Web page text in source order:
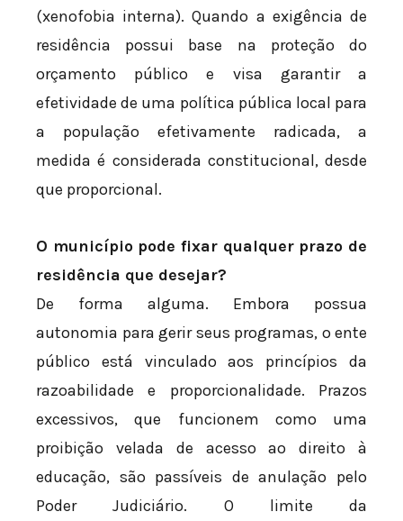
(xenofobia interna). Quando a exigência de
residência possui base na proteção do
orçamento público e visa garantir a
efetividade de uma política pública local para
a população efetivamente radicada, a
medida é considerada constitucional, desde
que proporcional.
O município pode fixar qualquer prazo de
residência que desejar?
De forma alguma. Embora possua
autonomia para gerir seus programas, o ente
público está vinculado aos princípios da
razoabilidade e proporcionalidade. Prazos
excessivos, que funcionem como uma
proibição velada de acesso ao direito à
educação, são passíveis de anulação pelo
Poder Judiciário. O limite da